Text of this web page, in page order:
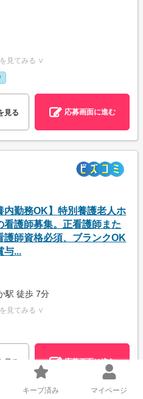
見てみる ∨
見る 応募画面に進む
内勤務OK】特別養護老人ホ
看護師募集。正看護師また
護師資格必須、ブランクOK
与...
駅 徒歩 7分
見てみる ∨
見る 応募画面に進む
キープ済み マイページ